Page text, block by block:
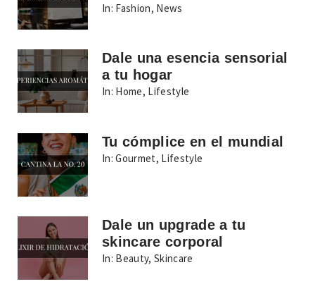
In: Fashion, News
Dale una esencia sensorial
a tu hogar
In: Home, Lifestyle
Tu cómplice en el mundial
In: Gourmet, Lifestyle
Dale un upgrade a tu
skincare corporal
In: Beauty,Skincare